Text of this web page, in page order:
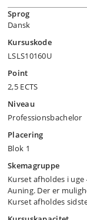
Sprog
Dansk
Kursuskode
LSLS10160U
Point
2,5 ECTS
Niveau
Professionsbachelor
Placering
Blok 1
Skemagruppe
Kurset afholdes i
Auning. Der er
Kurset afholdes